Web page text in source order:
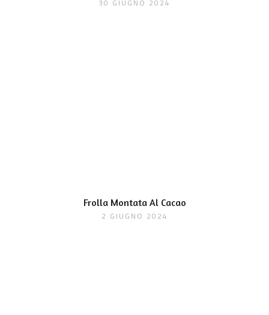
30 GIUGNO 2024
Frolla Montata Al Cacao
2 GIUGNO 2024